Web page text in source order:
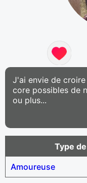
J'ai envie de
core possibles de
ou plus...
Type
Amoureuse